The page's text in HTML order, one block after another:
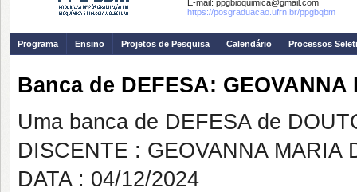
E-mail: ppgbioquimica@gmail.com
https://posgraduacao.ufrn.br/ppgbqbm
Programa Ensino Projetos de Pesquisa Calendário Processos
Banca de DEFESA: GEOVANNA
Uma banca de DEFESA de
DISCENTE : GEOVANNA MARIA
DATA : 04/12/2024